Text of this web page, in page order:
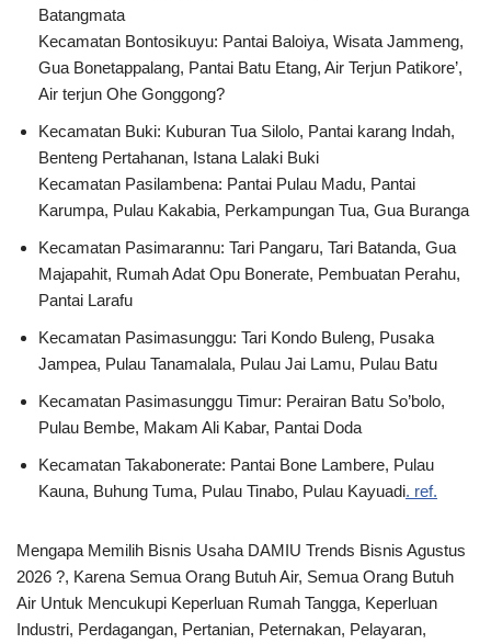
Batangmata
Kecamatan Bontosikuyu: Pantai Baloiya, Wisata Jammeng,
Gua Bonetappalang, Pantai Batu Etang, Air Terjun Patikore’,
Air terjun Ohe Gonggong?
Kecamatan Buki: Kuburan Tua Silolo, Pantai karang Indah,
Benteng Pertahanan, Istana Lalaki Buki
Kecamatan Pasilambena: Pantai Pulau Madu, Pantai
Karumpa, Pulau Kakabia, Perkampungan Tua, Gua Buranga
Kecamatan Pasimarannu: Tari Pangaru, Tari Batanda, Gua
Majapahit, Rumah Adat Opu Bonerate, Pembuatan Perahu,
Pantai Larafu
Kecamatan Pasimasunggu: Tari Kondo Buleng, Pusaka
Jampea, Pulau Tanamalala, Pulau Jai Lamu, Pulau Batu
Kecamatan Pasimasunggu Timur: Perairan Batu So’bolo,
Pulau Bembe, Makam Ali Kabar, Pantai Doda
Kecamatan Takabonerate: Pantai Bone Lambere, Pulau
Kauna, Buhung Tuma, Pulau Tinabo, Pulau Kayuadi. ref.
Mengapa Memilih Bisnis Usaha DAMIU Trends Bisnis Agustus
2026 ?, Karena Semua Orang Butuh Air, Semua Orang Butuh
Air Untuk Mencukupi Keperluan Rumah Tangga, Keperluan
Industri, Perdagangan, Pertanian, Peternakan, Pelayaran,